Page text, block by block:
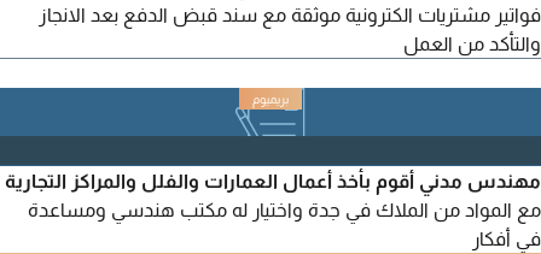
فواتير مشتريات الكترونية موثقة مع سند قبض الدفع بعد الانجاز
والتأكد من العمل
مهندس مدني أقوم بأخذ أعمال العمارات والفلل والمراكز التجارية
مع المواد من الملاك في جدة واختيار له مكتب هندسي ومساعدة
في أفكار